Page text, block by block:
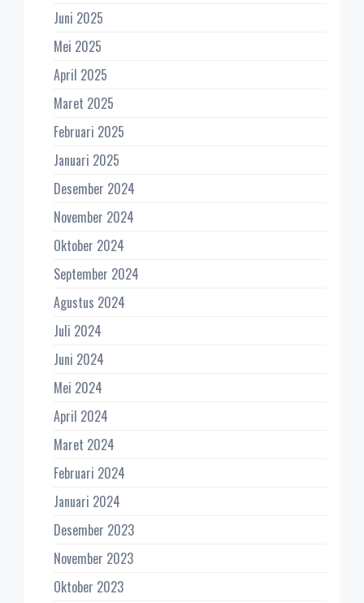
Juni 2025
Mei 2025
April 2025
Maret 2025
Februari 2025
Januari 2025
Desember 2024
November 2024
Oktober 2024
September 2024
Agustus 2024
Juli 2024
Juni 2024
Mei 2024
April 2024
Maret 2024
Februari 2024
Januari 2024
Desember 2023
November 2023
Oktober 2023